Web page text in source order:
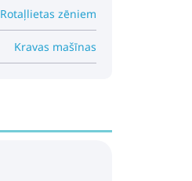
Rotaļlietas zēniem
Kravas mašīnas